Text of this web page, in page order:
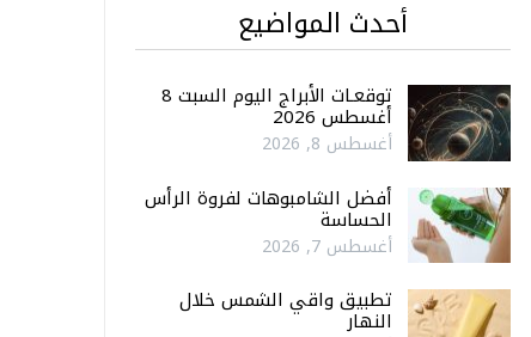
أحدث المواضيع
توقعـات الأبراج اليوم السبت 8
أغسطس 2026
أغسطس 8, 2026
أفضل الشامبوهات لفروة الرأس
الحساسة
أغسطس 7, 2026
تطبيق واقي الشمس خلال
النهار